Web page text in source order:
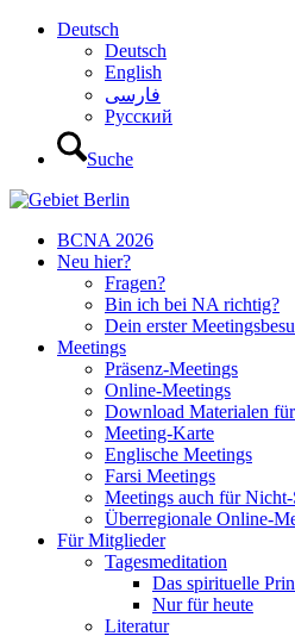
Deutsch
Deutsch
English
فارسی
Русский
Suche
BCNA 2026
Neu hier?
Fragen?
Bin ich bei NA richtig?
Dein erster
Meetings
Präsenz-Meetings
Online-Meetings
Download Materialen
Meeting-Karte
Englische Meetings
Farsi Meetings
Meetings auch für
Überregionale Online-
Für Mitglieder
Tagesmeditation
Das spirituelle
Nur für heute
Literatur